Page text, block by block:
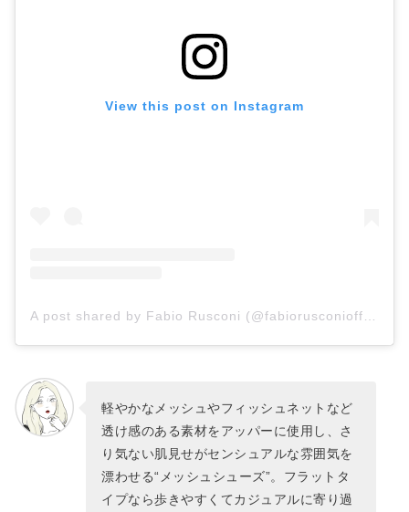
View this post on Instagram
軽やかなメッシュやフィッシュネットなど
透け感のある素材をアッパーに使用し、さ
り気ない肌見せがセンシュアルな雰囲気を
漂わせる“メッシュシューズ”。フラットタ
イプなら歩きやすくてカジュアルに寄り過